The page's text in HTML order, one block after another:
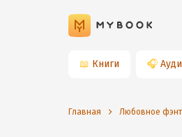
📖 Книги 🎧
Главная Любовное